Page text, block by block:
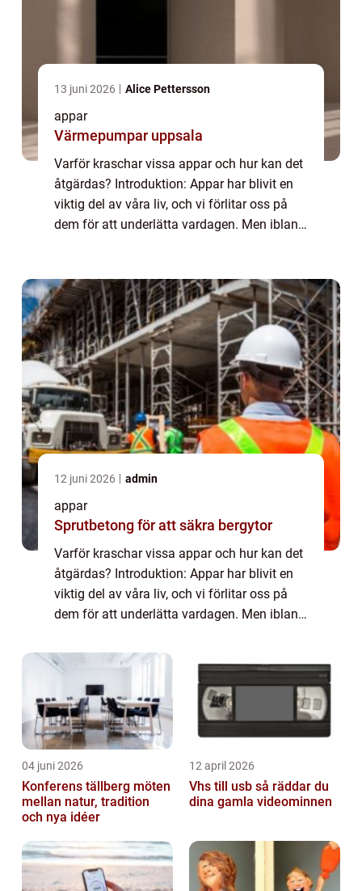
13 juni 2026 Alice Pettersson
appar
Värmepumpar uppsala
Varför kraschar vissa appar och hur kan det
åtgärdas? Introduktion: Appar har blivit en
viktig del av våra liv, och vi förlitar oss på
dem för att underlätta vardagen. Men ibland
12 juni 2026 admin
appar
Sprutbetong för att säkra bergytor
Varför kraschar vissa appar och hur kan det
åtgärdas? Introduktion: Appar har blivit en
viktig del av våra liv, och vi förlitar oss på
dem för att underlätta vardagen. Men ibland
enkelt kraschar. I denna a...
04 juni 2026
Konferens tällberg möten
mellan natur, tradition
och nya idéer
12 april 2026
Vhs till usb så räddar du
dina gamla videominnen